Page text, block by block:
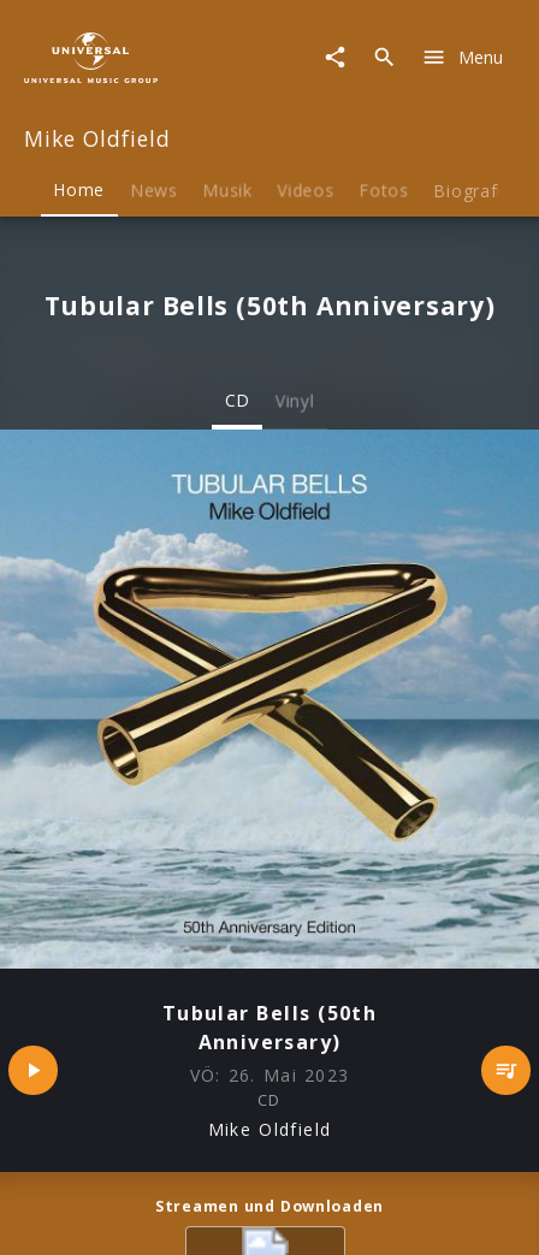
Musik
Merch
Menu
Mike Oldfield
Home News Musik Videos Fotos Biografie
Tubular Bells (50th Anniversary)
CD Vinyl
Tubular Bells (50th
Anniversary)
VÖ: 26. Mai 2023
CD
Mike Oldfield
Streamen und Downloaden